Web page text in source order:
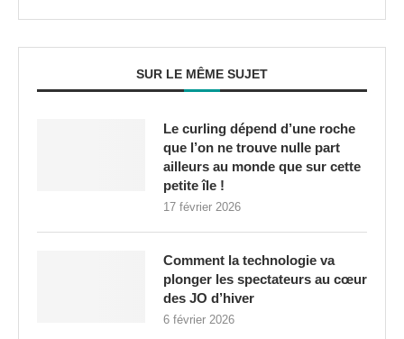
SUR LE MÊME SUJET
Le curling dépend d’une roche
que l’on ne trouve nulle part
ailleurs au monde que sur cette
petite île !
17 février 2026
Comment la technologie va
plonger les spectateurs au cœur
des JO d’hiver
6 février 2026